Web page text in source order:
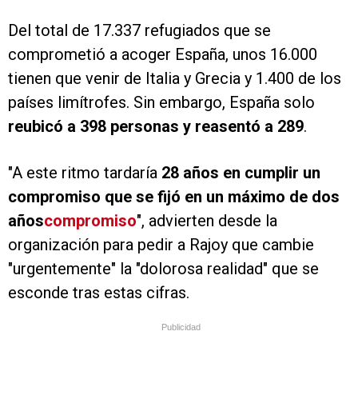
Del total de 17.337 refugiados que se
comprometió a acoger España, unos 16.000
tienen que venir de Italia y Grecia y 1.400 de los
países limítrofes. Sin embargo, España solo
reubicó a 398 personas y reasentó a 289.
"A este ritmo tardaría 28 años en cumplir un
compromiso que se fijó en un máximo de dos
añoscompromiso", advierten desde la
organización para pedir a Rajoy que cambie
"urgentemente" la "dolorosa realidad" que se
esconde tras estas cifras.
Publicidad